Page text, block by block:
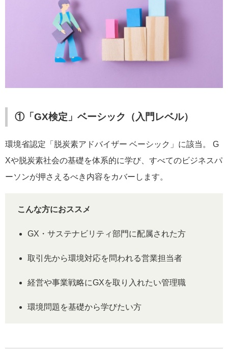
①「GX検定」ベーシック（入門レベル）
環境省認定「脱炭素アドバイザー ベーシック」に該当。 G
Xや脱炭素社会の基礎を体系的に学び、すべてのビジネスパ
ーソンが押さえるべき内容をカバーします。
こんな方におススメ
GX・サステナビリティ部門に配属された方
取引先から環境対応を問われる営業担当者
経営や事業戦略にGXを取り入れたい管理職
環境問題を基礎から学びたい方